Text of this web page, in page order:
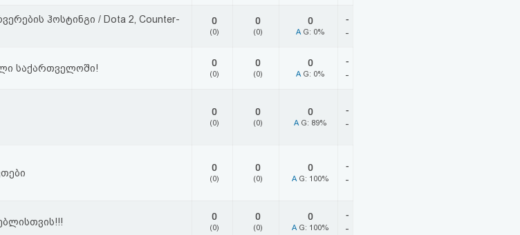
ჰოსტინგი / Dota 2, Counter-
0
(0)
0
(0)
0
A G: 0%
-
-
საქართველოში! 0
(0)
0
(0)
0
A G: 0%
-
-
0
(0)
0
(0)
0
A G: 89%
-
-
0
(0)
0
(0)
0
A G: 100%
-
-
0
(0)
0
(0)
0
A G: 100%
-
-